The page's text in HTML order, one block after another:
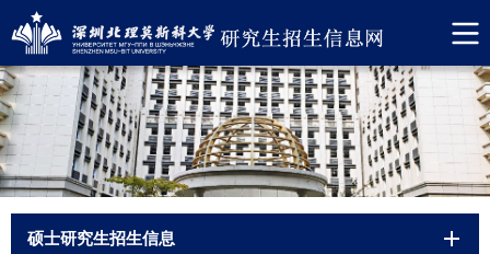
硕士研究生招生信息